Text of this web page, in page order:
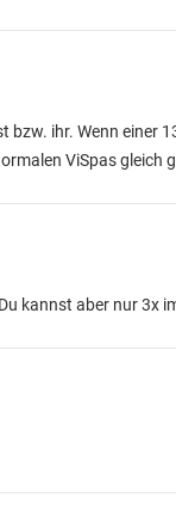
bzw. ihr. Wenn einer
ViSpas gleich
kannst aber nur 3x